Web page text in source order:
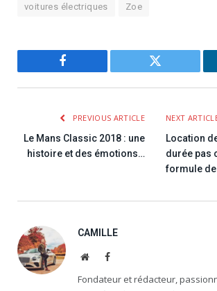
voitures électriques Zoe
Facebook Twitter
PREVIOUS ARTICLE
Le Mans Classic 2018 : une
histoire et des émotions…
NEXT
Location
durée pas
formule
CAMILLE
WebsiteFacebook
Fondateur et rédacteur,